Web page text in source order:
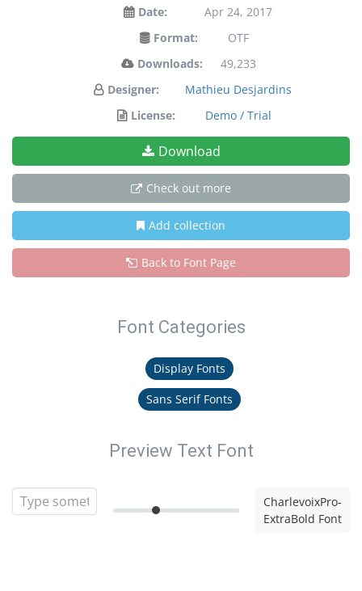
Date:
Apr 24, 2017
Format:
OTF
Downloads:
49,233
Designer:
Mathieu Desjardins
License:
Demo / Trial
Download
Check out more
Add collection
Back to Font Page
Font Categories
Display Fonts
Sans Serif Fonts
Preview Text Font
CharlevoixPro-
ExtraBold Font